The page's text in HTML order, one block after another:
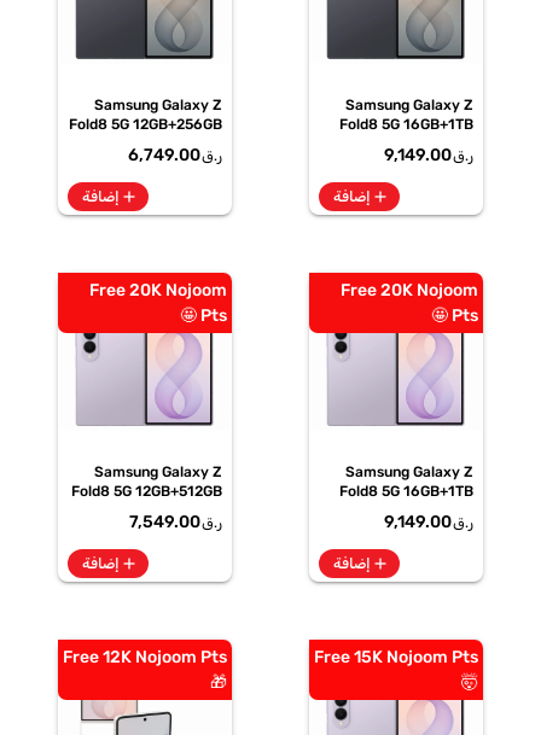
Samsung Galaxy Z
Fold8 5G 16GB+1TB
SM-F971BZKPMEA
ر.ق9,149.00
add إضافة
Samsung Galaxy Z
Fold8 5G 12GB+256GB
SM-F971BZKIMEA
ر.ق6,749.00
add إضافة
Free 20K Nojoom
Pts 🤩
Samsung Galaxy Z
Fold8 5G 16GB+1TB
Smartphone, SM-
F971BLVPMEA
ر.ق9,149.00
add إضافة
Free 20K Nojoom
Pts 🤩
Samsung Galaxy Z
Fold8 5G 12GB+512GB
Smartphone, SM-
F971BLVOMEA
ر.ق7,549.00
add إضافة
Free 15K Nojoom Pts
🤯
Free 12K Nojoom Pts
🎁